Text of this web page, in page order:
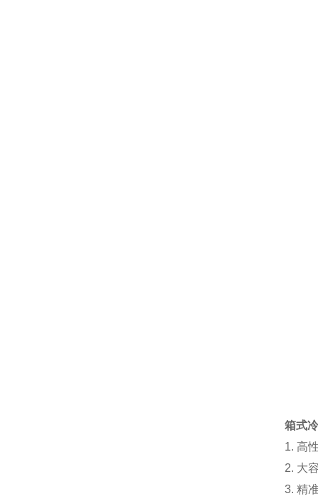
箱式
1. 高
2. 大
3. 精